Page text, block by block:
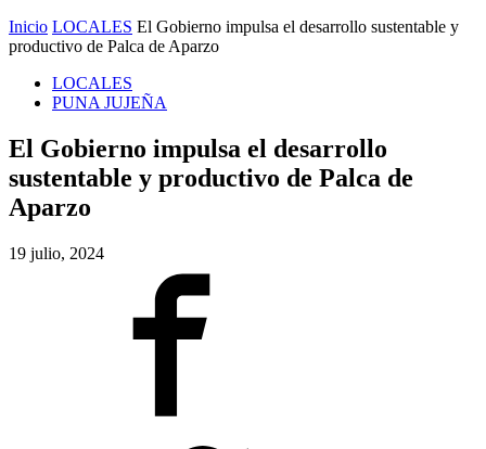
Inicio LOCALES El Gobierno impulsa el desarrollo sustentable y
productivo de Palca de Aparzo
LOCALES
PUNA JUJEÑA
El Gobierno impulsa el desarrollo
sustentable y productivo de Palca de
Aparzo
19 julio, 2024